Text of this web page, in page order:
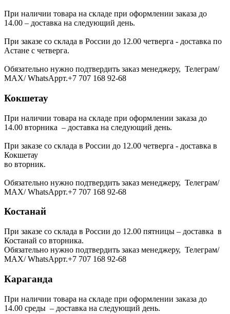
При наличии товара на складе при оформлении заказа до
14.00 – доставка на следующий день.
При заказе со склада в России до 12.00 четверга - доставка по
Астане с четверга.
Обязательно нужно подтвердить заказ менеджеру, Телеграм/
МАХ/ WhatsAppт.+7 707 168 92-68
Кокшетау
При наличии товара на складе при оформлении заказа до
14.00 вторника – доставка на следующий день.
При заказе со склада в России до 12.00 четверга - доставка в
Кокшетау
во вторник.
Обязательно нужно подтвердить заказ менеджеру, Телеграм/
МАХ/ WhatsAppт.+7 707 168 92-68
Костанай
При заказе со склада в России до 12.00 пятницы – доставка в
Костанай со вторника.
Обязательно нужно подтвердить заказ менеджеру, Телеграм/
МАХ/ WhatsAppт.+7 707 168 92-68
Караганда
При наличии товара на складе при оформлении заказа до
14.00 среды – доставка на следующий день.